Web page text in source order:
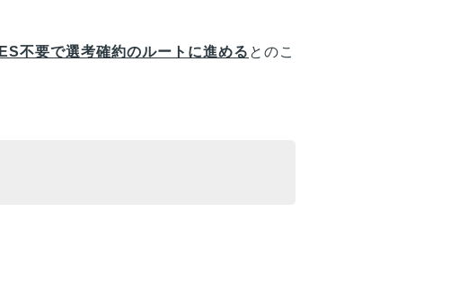
ES不要で選考確約のルートに進める とのこ